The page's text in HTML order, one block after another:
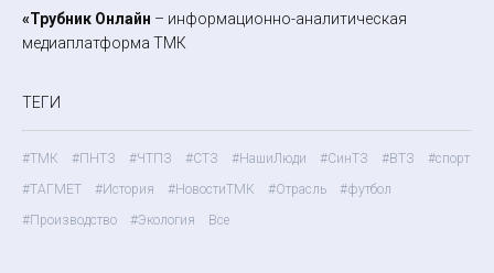
«Трубник Онлайн – информационно-аналитическая
медиаплатформа ТМК
ТЕГИ
#ТМК #ПНТЗ #ЧТПЗ #СТЗ #НашиЛюди #СинТЗ #ВТЗ
#спорт
#ТАГМЕТ
#История #НовостиТМК #Отрасль
#футбол
#Производство
#Экология Все